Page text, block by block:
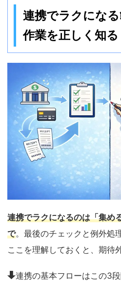
連携でラクにな
作業を正しく知る
連携でラクになるのは「集め
で。最後のチェックと例外処
ここを理解しておくと、期待
連携の基本フローはこの3段